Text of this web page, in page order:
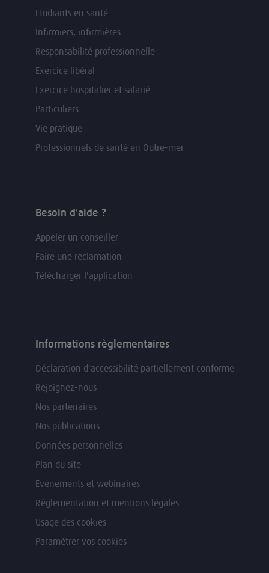
Etudiants en santé
Infirmiers, infirmières
Responsabilité professionnelle
Exercice libéral
Exercice hospitalier et salarié
Particuliers
Vie pratique
Professionnels de santé en Outre-mer
Besoin d'aide ?
Appeler un conseiller
Faire une réclamation
Télécharger l'application
Informations règlementaires
Déclaration d'accessibilité partiellement conforme
Rejoignez-nous
Nos partenaires
Nos publications
Données personnelles
Plan du site
Evénements et webinaires
Réglementation et mentions légales
Usage des cookies
Paramétrer vos cookies